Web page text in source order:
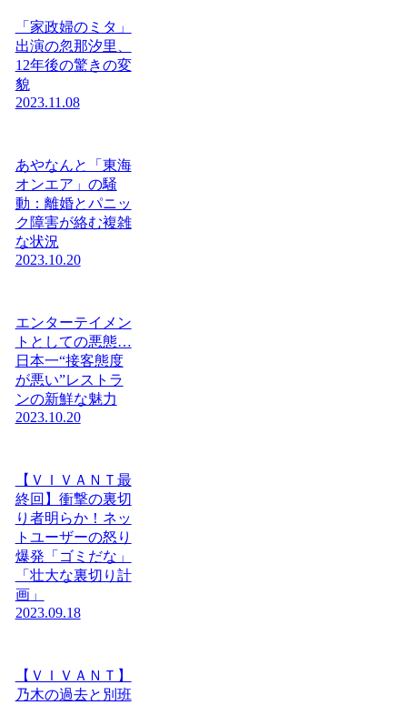
「家政婦のミタ」
出演の忽那汐里、
12年後の驚きの変
貌
2023.11.08
あやなんと「東海
オンエア」の騒
動：離婚とパニッ
ク障害が絡む複雑
な状況
2023.10.20
エンターテイメン
トとしての悪態…
日本一“接客態度
が悪い”レストラ
ンの新鮮な魅力
2023.10.20
【ＶＩＶＡＮＴ最
終回】衝撃の裏切
り者明らか！ネッ
トユーザーの怒り
爆発「ゴミだな」
「壮大な裏切り計
画」
2023.09.18
【ＶＩＶＡＮＴ】
乃木の過去と別班